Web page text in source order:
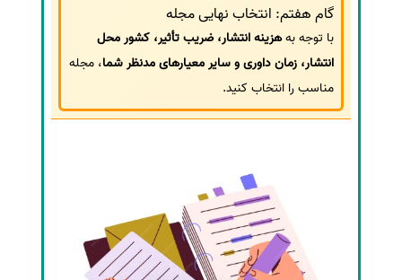
گام هفتم: انتخاب نهایی مجله
با توجه بههزینه انتشار، ضریب تأثیر، کشور محل
انتشار، زمان داوری و سایر معیارهای مدنظر شما، مجله
مناسب را انتخاب کنید.